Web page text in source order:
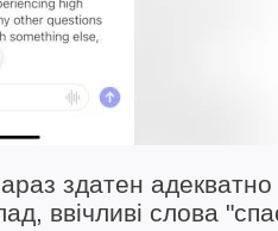
здатен
ввічливі слова